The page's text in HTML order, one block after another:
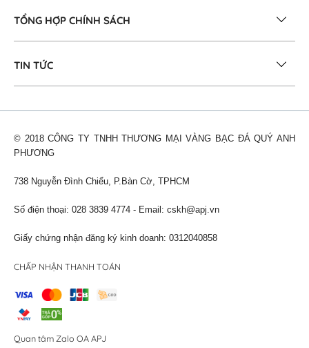
TỔNG HỢP CHÍNH SÁCH
TIN TỨC
© 2018 CÔNG TY TNHH THƯƠNG MẠI VÀNG BẠC ĐÁ QUÝ ANH
PHƯƠNG
738 Nguyễn Đình Chiểu, P.Bàn Cờ, TPHCM
Số điện thoại: 028 3839 4774 - Email: cskh@apj.vn
Giấy chứng nhận đăng ký kinh doanh: 0312040858
CHẤP NHẬN THANH TOÁN
Quan tâm Zalo OA APJ